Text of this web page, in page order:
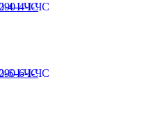
4-I-ЧС
6-I-ЧС